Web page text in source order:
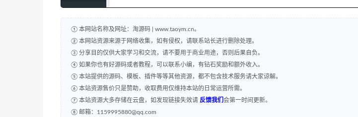
① 本网站名称及网址：淘源码 | www.taoym.cn。
② 本网站资源来源于网络收集，如有侵权，请联系站长进行删除处理。
③ 分享目的仅供大家学习和交流，请不要用于商业用途，否则后果自负。
④ 如果你也有好源码或者教程，可以联系小编，有钻石奖励和额外收入。
⑤ 本站提供的源码、模板、插件等等其他资源，都不包含技术服务请大家谅解。
⑥ 本站资源售价只是赞助，收取费用仅维持本站的日常运营所需。
⑦ 本站资源大多存储在云盘，如发现链接失效请 反馈我们 会第一时间更新。
⑧ 邮箱：1159995880@qq.com